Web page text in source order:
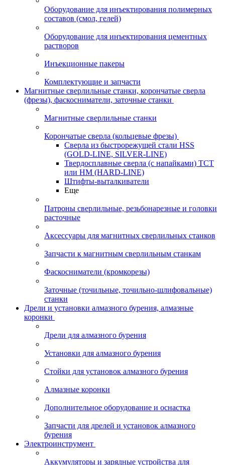
Оборудование для инъектирования полимерных
составов (смол, гелей)
Оборудование для инъектирования цементных
растворов
Инъекционные пакеры
Комплектующие и запчасти
Магнитные сверлильные станки, корончатые сверла
(фрезы), фаскосниматели, заточные станки
Магнитные сверлильные станки
Корончатые сверла (кольцевые фрезы)
Сверла из быстрорежущей стали HSS
(GOLD-LINE, SILVER-LINE)
Твердосплавные сверла (с напайками) ТСТ
или HM (HARD-LINE)
Штифты-выталкиватели
Еще
Патроны сверлильные, резьбонарезные и головки
расточные
Аксессуары для магнитных сверлильных станков
Запчасти к магнитным сверлильным станкам
Фаскосниматели (кромкорезы)
Заточные (точильные, точильно-шлифовальные)
станки
Дрели и установки алмазного бурения, алмазные
коронки
Дрели для алмазного бурения
Установки для алмазного бурения
Стойки для установок алмазного бурения
Алмазные коронки
Дополнительное оборудование и оснастка
Запчасти для дрелей и установок алмазного
бурения
Электроинструмент
Аккумуляторы и зарядные устройства для